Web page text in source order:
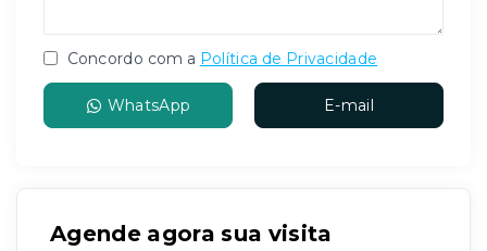
Concordo com a Política de Privacidade
WhatsApp E-mail
Agende agora sua visita